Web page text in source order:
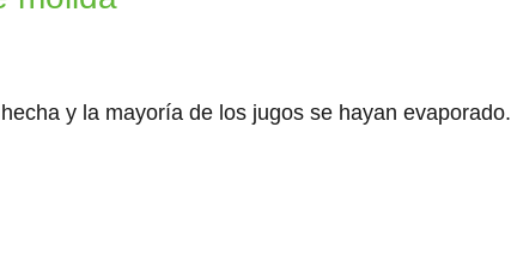
y la mayoría de los jugos se hayan evaporado.